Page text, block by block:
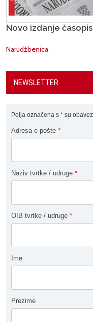
Novo izdanje
Narudžbenica
NEWSLETTER
Polja označena s * su
Adresa e-pošte *
Naziv tvrtke / udruge *
OIB tvrtke / udruge *
Ime
Prezime